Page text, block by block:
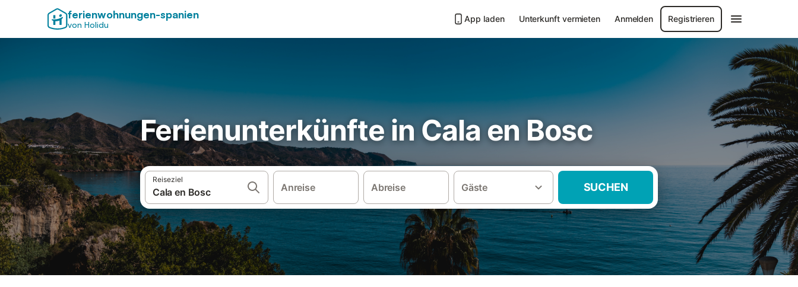
ferienwohnungen-spanien
von Holidu
App laden Unterkunft vermieten Anmelden Registrieren
Ferienunterkünfte in Cala en Bosc
Reiseziel
Anreise Abreise Gäste SUCHEN